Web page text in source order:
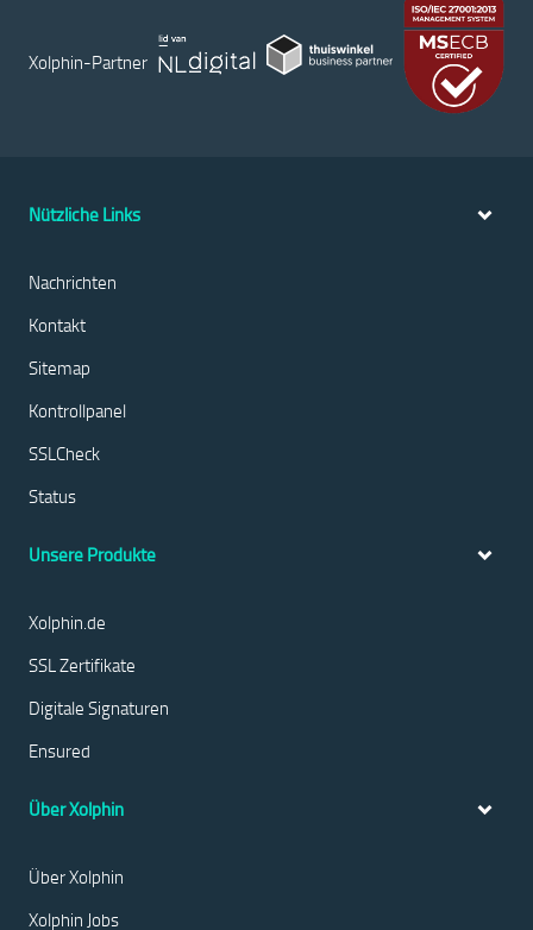
Xolphin-Partner
Nützliche Links
Nachrichten
Kontakt
Sitemap
Kontrollpanel
SSLCheck
Status
Unsere Produkte
Xolphin.de
SSL Zertifikate
Digitale Signaturen
Ensured
Über Xolphin
Über Xolphin
Xolphin Jobs